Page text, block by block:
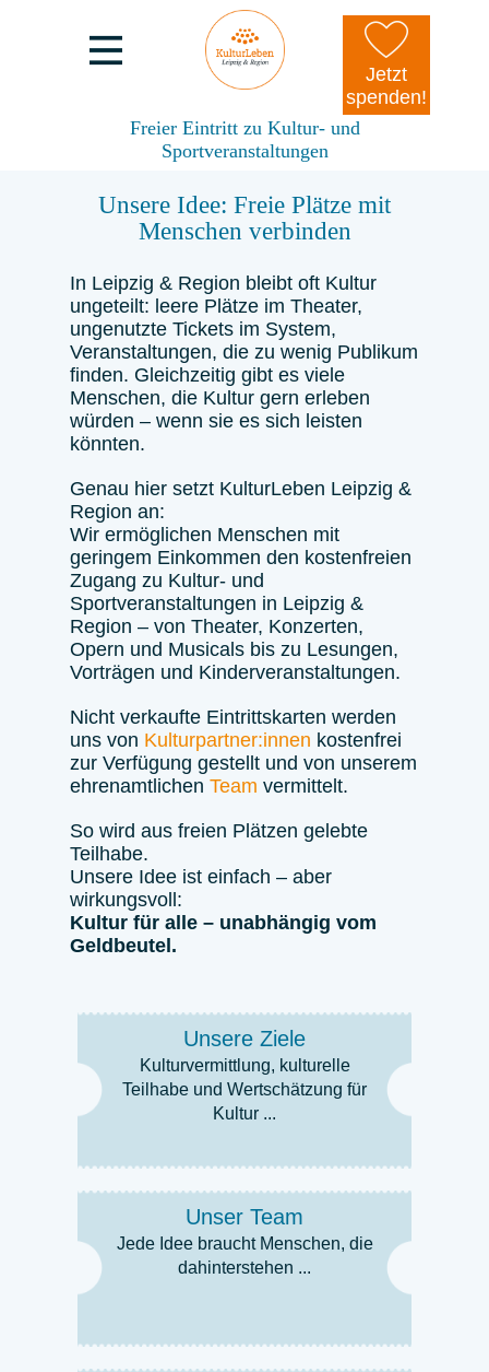
Jetzt
spenden!
Freier Eintritt zu Kultur- und
Sportveranstaltungen
Unsere Idee: Freie Plätze mit
Menschen verbinden
In Leipzig & Region bleibt oft Kultur
ungeteilt: leere Plätze im Theater,
ungenutzte Tickets im System,
Veranstaltungen, die zu wenig Publikum
finden. Gleichzeitig gibt es viele
Menschen, die Kultur gern erleben
würden – wenn sie es sich leisten
könnten.
Genau hier setzt KulturLeben Leipzig &
Region an:
Wir ermöglichen Menschen mit
geringem Einkommen den kostenfreien
Zugang zu Kultur- und
Sportveranstaltungen in Leipzig &
Region – von Theater, Konzerten,
Opern und Musicals bis zu Lesungen,
Vorträgen und Kinderveranstaltungen.
Nicht verkaufte Eintrittskarten werden
uns von Kulturpartner:innen kostenfrei
zur Verfügung gestellt und von unserem
ehrenamtlichen Team vermittelt.
So wird aus freien Plätzen gelebte
Teilhabe.
Unsere Idee ist einfach – aber
wirkungsvoll:
Kultur für alle – unabhängig vom
Geldbeutel.
Unsere Ziele
Kulturvermittlung, kulturelle
Teilhabe und Wertschätzung für
Kultur ...
Unser Team
Jede Idee braucht Menschen, die
dahinterstehen ...